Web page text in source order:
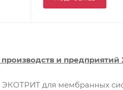
и
для мембранных